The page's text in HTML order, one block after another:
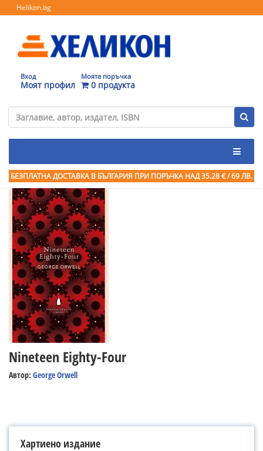
Helikon.bg
Вход
Моят профил
Моята поръчка
0 продукта
БЕЗПЛАТНА ДОСТАВКА В БЪЛГАРИЯ ПРИ ПОРЪЧКА НАД 35.28 € / 69 ЛВ.
Nineteen Eighty-Four
Автор: George Orwell
Хартиено издание